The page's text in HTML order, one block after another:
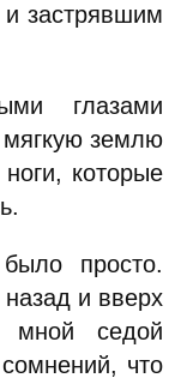
застрявшим
глазами
землю
которые
просто.
и вверх
седой
что